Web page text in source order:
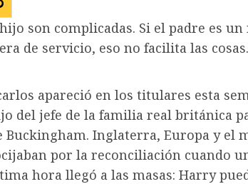
son complicadas. Si el padre es un
de servicio, eso no facilita las cosas.
apareció en los titulares esta
del jefe de la familia real británica
Buckingham. Inglaterra, Europa y el
por la reconciliación cuando
hora llegó a las masas: Harry